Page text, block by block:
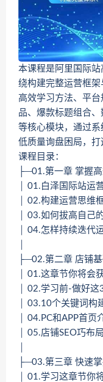
本课程是阿里国际
绕构建完整运营框
高效学习方法、平
品、爆款标题组合
等核心模块，通过
低质量询盘困局，打
课程目录：
├─01.第一章 掌握
│ 01.白泽国际站运
│ 02.构建运营思维
│ 03.如何拔高自己
│ 04.怎样持续迭代
├─02.第二章 店铺
│ 01.这章节你将会
│ 02.学习前-做好
│ 03.10个关键词构
│ 04.PC和APP首页
│ 05.店铺SEO巧布
├─03.第三章 快速
│ 01.学习这章节你